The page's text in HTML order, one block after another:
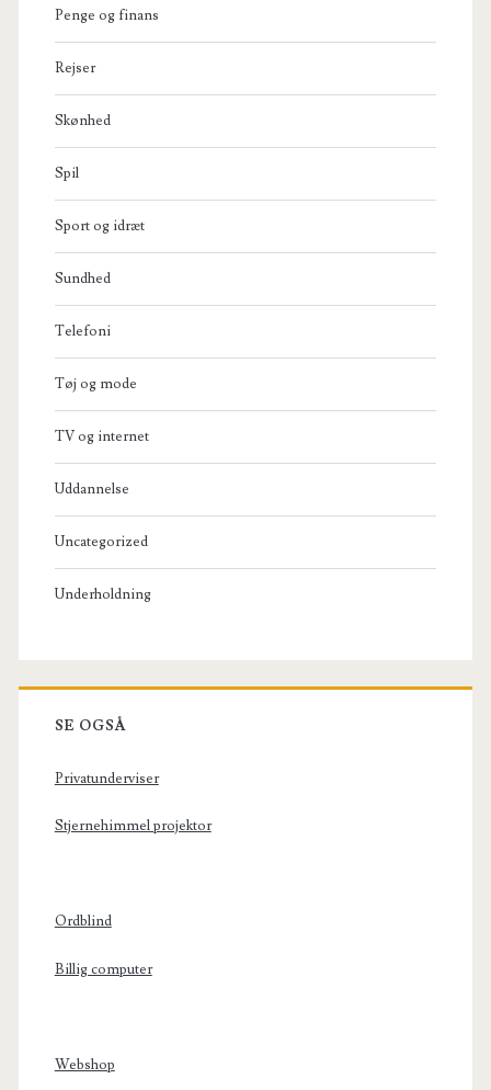
Penge og finans
Rejser
Skønhed
Spil
Sport og idræt
Sundhed
Telefoni
Tøj og mode
TV og internet
Uddannelse
Uncategorized
Underholdning
SE OGSÅ
Privatunderviser
Stjernehimmel projektor
Ordblind
Billig computer
Webshop